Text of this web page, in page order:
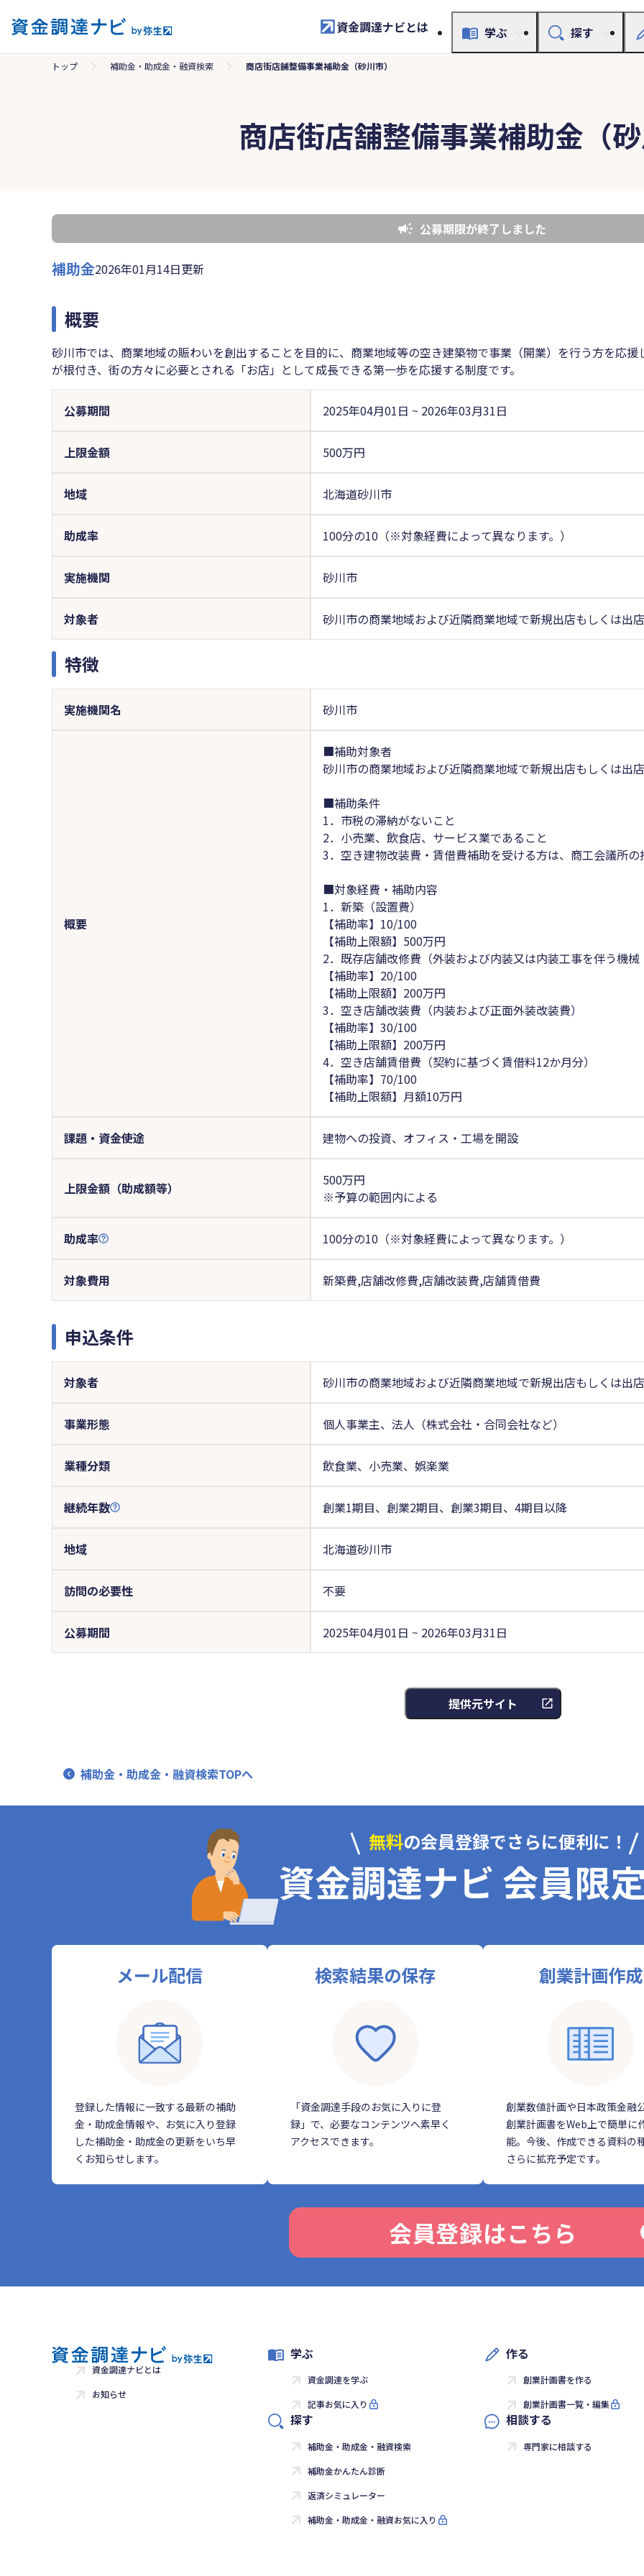
資金調達ナビとは 学ぶ 探す
トップ 補助金・助成金・融資検索 商店街店舗整備事業補助金（砂川市）
商店街店舗整備事業補助金（砂
公募期限が終了しました
補助金2026年01月14日更新
概要
砂川市では、商業地域の賑わいを創出することを目的に、商業地域等の空き建築物で事業（開業）を行う方を応援
が根付き、街の方々に必要とされる「お店」として成長できる第一歩を応援する制度です。
公募期間 2025年04月01日 ~ 2026年03月31日
上限金額 500万円
地域 北海道砂川市
助成率 100分の10（※対象経費によって異なります。）
実施機関 砂川市
対象者 砂川市の商業地域および近隣商業地域で新規出店もしくは出
特徴
実施機関名 砂川市
概要
■補助対象者
砂川市の商業地域および近隣商業地域で新規出店もしくは出
■補助条件
1．市税の滞納がないこと
2．小売業、飲食店、サービス業であること
3．空き建物改装費・賃借費補助を受ける方は、商工会議所
■対象経費・補助内容
1．新築（設置費）
【補助率】10/100
【補助上限額】500万円
2．既存店舗改修費（外装および内装又は内装工事を伴う機械
【補助率】20/100
【補助上限額】200万円
3．空き店舗改装費（内装および正面外装改装費）
【補助率】30/100
【補助上限額】200万円
4．空き店舗賃借費（契約に基づく賃借料12か月分）
【補助率】70/100
【補助上限額】月額10万円
課題・資金使途 建物への投資、オフィス・工場を開設
上限金額（助成額等）
500万円
※予算の範囲内による
助成率 100分の10（※対象経費によって異なります。）
対象費用 新築費,店舗改修費,店舗改装費,店舗賃借費
申込条件
対象者 砂川市の商業地域および近隣商業地域で新規出店もしくは出
事業形態 個人事業主、法人（株式会社・合同会社など）
業種分類 飲食業、小売業、娯楽業
継続年数 創業1期目、創業2期目、創業3期目、4期目以降
地域 北海道砂川市
訪問の必要性 不要
公募期間 2025年04月01日 ~ 2026年03月31日
提供元サイト
補助金・助成金・融資検索TOPへ
無料の会員登録でさらに便利に！
資金調達ナビ 会員限
メール配信
登録した情報に一致する最新の補助
金・助成金情報や、お気に入り登録
した補助金・助成金の更新をいち早
くお知らせします。
検索結果の保存
「資金調達手段のお気に入りに登
録」で、必要なコンテンツへ素早く
アクセスできます。
創業計画作成
創業数値計画や日本政策金融
創業計画書をWeb上で簡単に
能。今後、作成できる資料の
さらに拡充予定です。
会員登録はこちら
資金調達ナビとは
お知らせ
学ぶ
資金調達を学ぶ
記事お気に入り
探す
補助金・助成金・融資検索
補助金かんたん診断
返済シミュレーター
補助金・助成金・融資お気に入り
作る
創業計画書を作る
創業計画書一覧・編集
相談する
専門家に相談する